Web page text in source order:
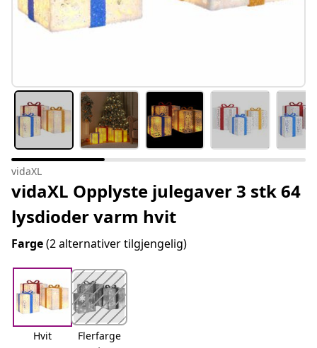
vidaXL
vidaXL Opplyste julegaver 3 stk 64
lysdioder varm hvit
Farge(2 alternativer tilgjengelig)
Hvit
Flerfarge